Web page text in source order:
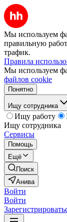
Мы используем
правильную
трафик.
Правила
Мы используем
файлов cookie
Понятно
Ищу сотрудника
Ищу работу
Ищу сотрудника
Сервисы
Помощь
Ещё
Поиск
Анива
Войти
Войти